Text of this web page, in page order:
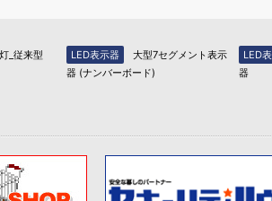
_従来型 LED表示器
大型7セグメント表示
器 (ナンバーボード)
LED
器